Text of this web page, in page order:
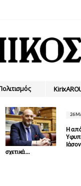
26
Η
σχετικά...